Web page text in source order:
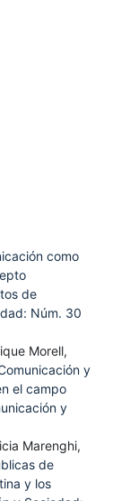
como
de
Núm. 30
Morell,
y
el campo
y
Marenghi,
de
y los